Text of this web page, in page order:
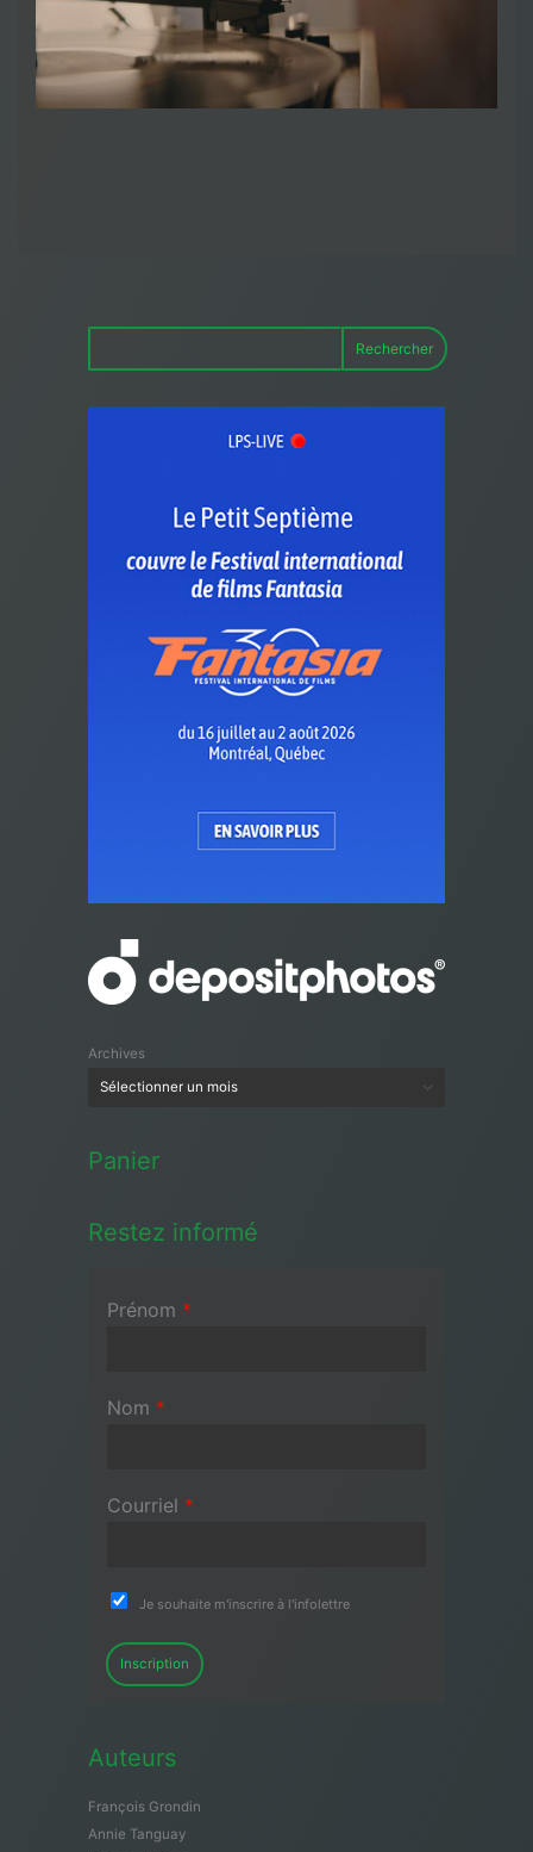
Rechercher
Archives
Panier
Restez informé
Prénom *
Nom *
Courriel *
Je souhaite m'inscrire à l'infolettre
Inscription
Auteurs
François Grondin
Annie Tanguay